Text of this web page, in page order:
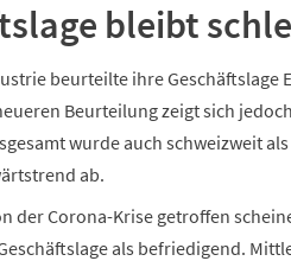
bleibt
beurteilte ihre Geschäftslage
Beurteilung zeigt sich
wurde auch schweizweit
ab.
der Corona-Krise getroffen
als befriedigend.